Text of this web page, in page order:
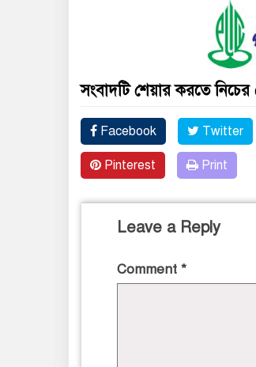
সংবাদটি শেয়ার করতে
Facebook Twitter
Pinterest Print
Leave a Reply
Comment *